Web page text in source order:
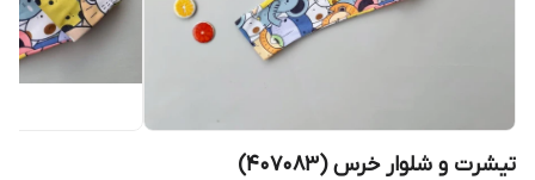
تیشرت و شلوار خرس (407083)